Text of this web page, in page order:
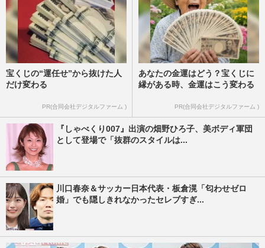
宝くじの“運任せ”から抜けた人
だけ変わる
PR(合同会社デジタルファーム )
あなたの金運はどう？宝くじに
縁がある時、金運はこう変わる
PR(合同会社デジタルファーム )
『しゃべくり007』出演の畑野ひろ子、美ボディ軍団
として登場で「抜群のスタイルは...
川口春奈＆サッカー日本代表・板倉滉「匂わせゼロ
婚」でも隠しきれなかったセレブすぎ...